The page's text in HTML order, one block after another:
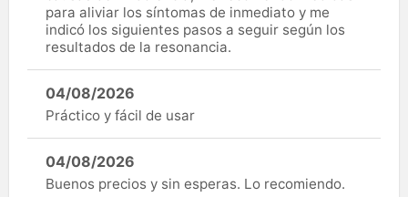
para aliviar los síntomas de inmediato y me
indicó los siguientes pasos a seguir según los
resultados de la resonancia.
04/08/2026
Práctico y fácil de usar
04/08/2026
Buenos precios y sin esperas. Lo recomiendo.